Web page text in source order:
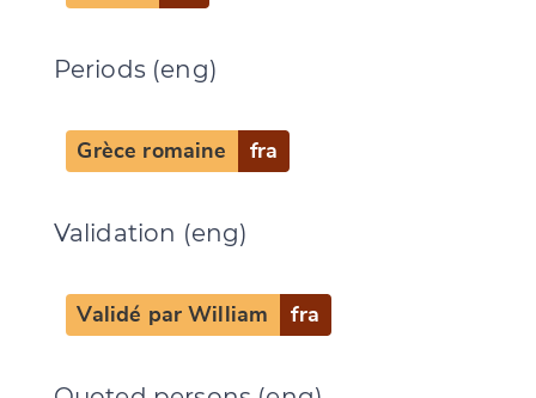
Periods (eng)
Grèce romaine fra
Validation (eng)
Validé par William fra